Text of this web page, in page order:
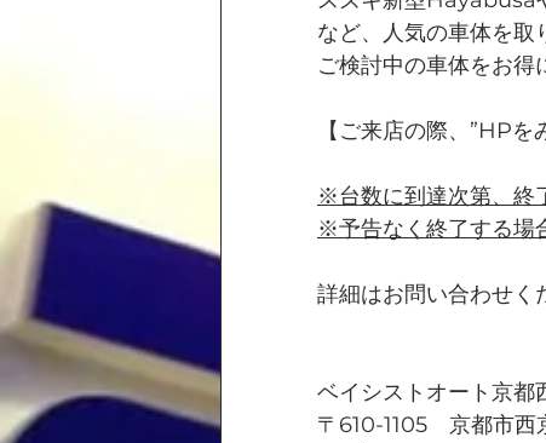
など、人気の車体を取
ご検討中の車体をお得
【ご来店の際、”HPを
※台数に到達次第、終
※予告なく終了する場
詳細はお問い合わせく
ベイシストオート京都
〒610-1105　京都市